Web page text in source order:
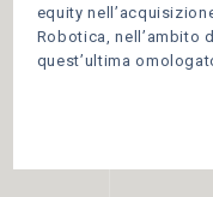
equity
Robotica, nell’ambito
quest’ultima